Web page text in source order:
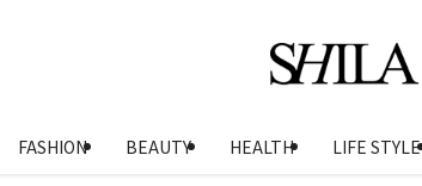
FASHION BEAUTY HEALTH LIFE STYLE